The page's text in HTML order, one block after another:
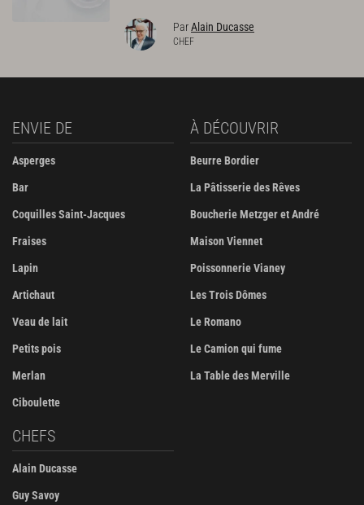
ParAlain Ducasse
CHEF
ENVIE DE
Asperges
Bar
Coquilles Saint-Jacques
Fraises
Lapin
Artichaut
Veau de lait
Petits pois
Merlan
Ciboulette
À DÉCOUVRIR
Beurre Bordier
La Pâtisserie des Rêves
Boucherie Metzger et André
Maison Viennet
Poissonnerie Vianey
Les Trois Dômes
Le Romano
Le Camion qui fume
La Table des Merville
CHEFS
Alain Ducasse
Guy Savoy